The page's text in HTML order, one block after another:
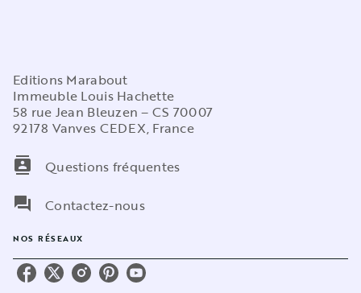
Editions Marabout
Immeuble Louis Hachette
58 rue Jean Bleuzen – CS 70007
92178 Vanves CEDEX, France
contacts
Questions fréquentes
question_answer
Contactez-nous
NOS RÉSEAUX